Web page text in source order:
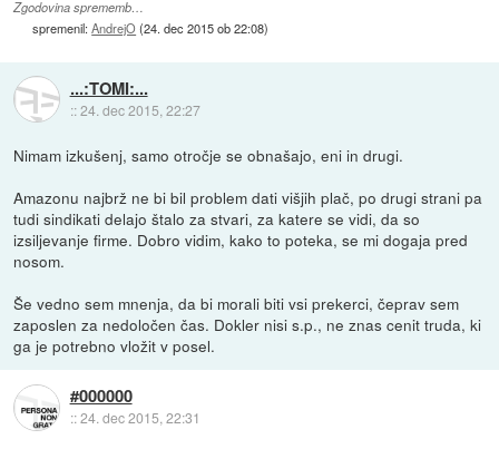
Zgodovina sprememb…
spremenil:AndrejO(24. dec 2015 ob 22:08)
...:TOMI:...
::24. dec 2015, 22:27
Nimam izkušenj, samo otročje se obnašajo, eni in drugi.
Amazonu najbrž ne bi bil problem dati višjih plač, po drugi strani pa
tudi sindikati delajo štalo za stvari, za katere se vidi, da so
izsiljevanje firme. Dobro vidim, kako to poteka, se mi dogaja pred
nosom.
Še vedno sem mnenja, da bi morali biti vsi prekerci, čeprav sem
zaposlen za nedoločen čas. Dokler nisi s.p., ne znas cenit truda, ki
ga je potrebno vložit v posel.
#000000
::24. dec 2015, 22:31